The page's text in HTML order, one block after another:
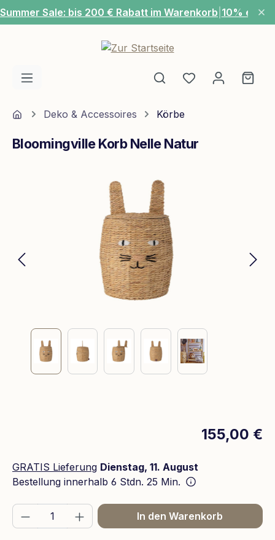
Zum Hauptinhalt springen
Summer Sale: bis 200 € Rabatt im Warenkorb 10% extra
Du hast 0
HomeDeko & Accessoires Körbe
Bloomingville Korb Nelle Natur
155,00 €
GRATIS Lieferung Dienstag, 11. August
Bestellung innerhalb 6 Stdn. 25 Min.
Produkt Anzahl: Gib den gewünschten
In den Warenkorb